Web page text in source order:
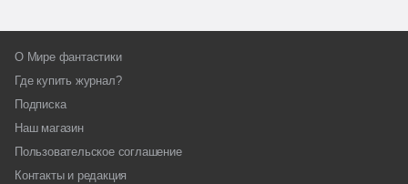
О Мире фантастики
Где купить журнал?
Подписка
Наш магазин
Пользовательское соглашение
Контакты и редакция